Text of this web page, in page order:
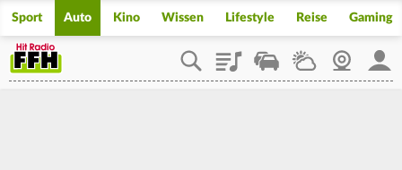
Sport Auto Kino Wissen Lifestyle Reise Gaming
PlaylistStaupilotWetterWebcam